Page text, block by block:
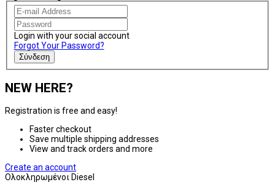
Login with your social account
Forgot Your Password?
Σύνδεση
NEW HERE?
Registration is free and easy!
Faster checkout
Save multiple shipping addresses
View and track orders and more
Create an account
Ολοκληρωμένοι Diesel